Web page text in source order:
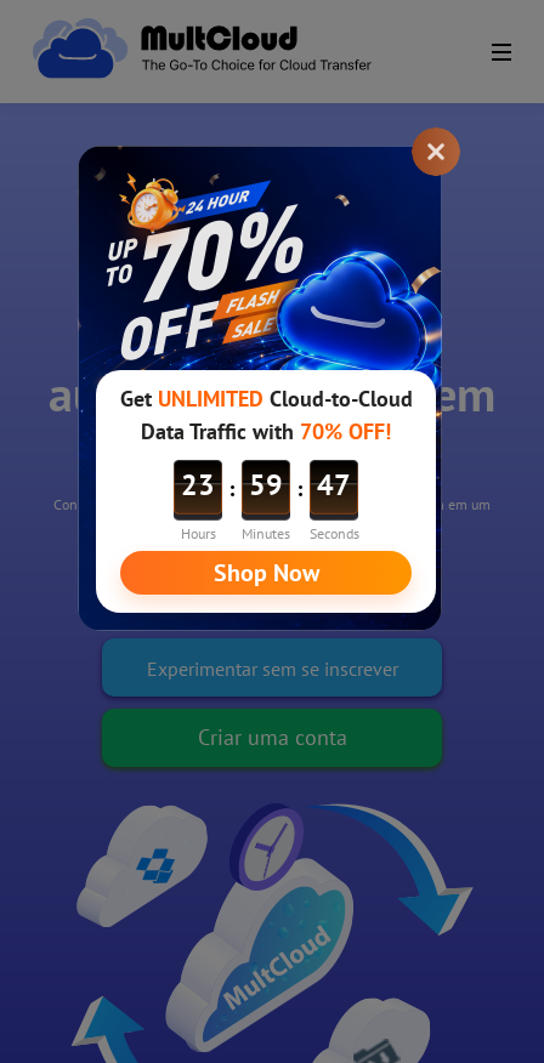
MultCloud
Transferência
automática de nuvem
para nuvem
Configurar sua transferência programada de arquivos em nuvem em um
horário especial
Experimentar sem se inscrever
Criar uma conta